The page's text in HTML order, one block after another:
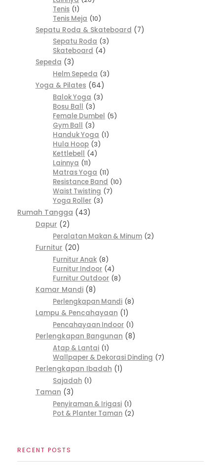
Tenis 1
Tenis Meja 10
Sepatu Roda & Skateboard
7
Sepatu Roda 3
Skateboard 4
Sepeda
3
Helm Sepeda 3
Yoga & Pilates
64
Balok Yoga 3
Bosu Ball 3
Female Dumbel 5
Gym Ball 3
Handuk Yoga 1
Hula Hoop 3
Kettlebell 4
Lainnya 11
Matras Yoga 11
Resistance Band 10
Waist Twisting 7
Yoga Roller 3
Rumah Tangga 43
Dapur
2
Peralatan Makan & Minum 2
Furnitur
20
Furnitur Anak 8
Furnitur Indoor 4
Furnitur Outdoor 8
Kamar Mandi 8
Perlengkapan Mandi 8
Lampu & Pencahayaan
1
Pencahayaan Indoor 1
Perlengkapan Bangunan
8
Atap & Lantai 1
Wallpaper & Dekorasi Dinding 7
Perlengkapan Ibadah
1
Sajadah 1
Taman
3
Penyiraman & Irigasi 1
Pot & Planter Taman 2
RECENT POSTS